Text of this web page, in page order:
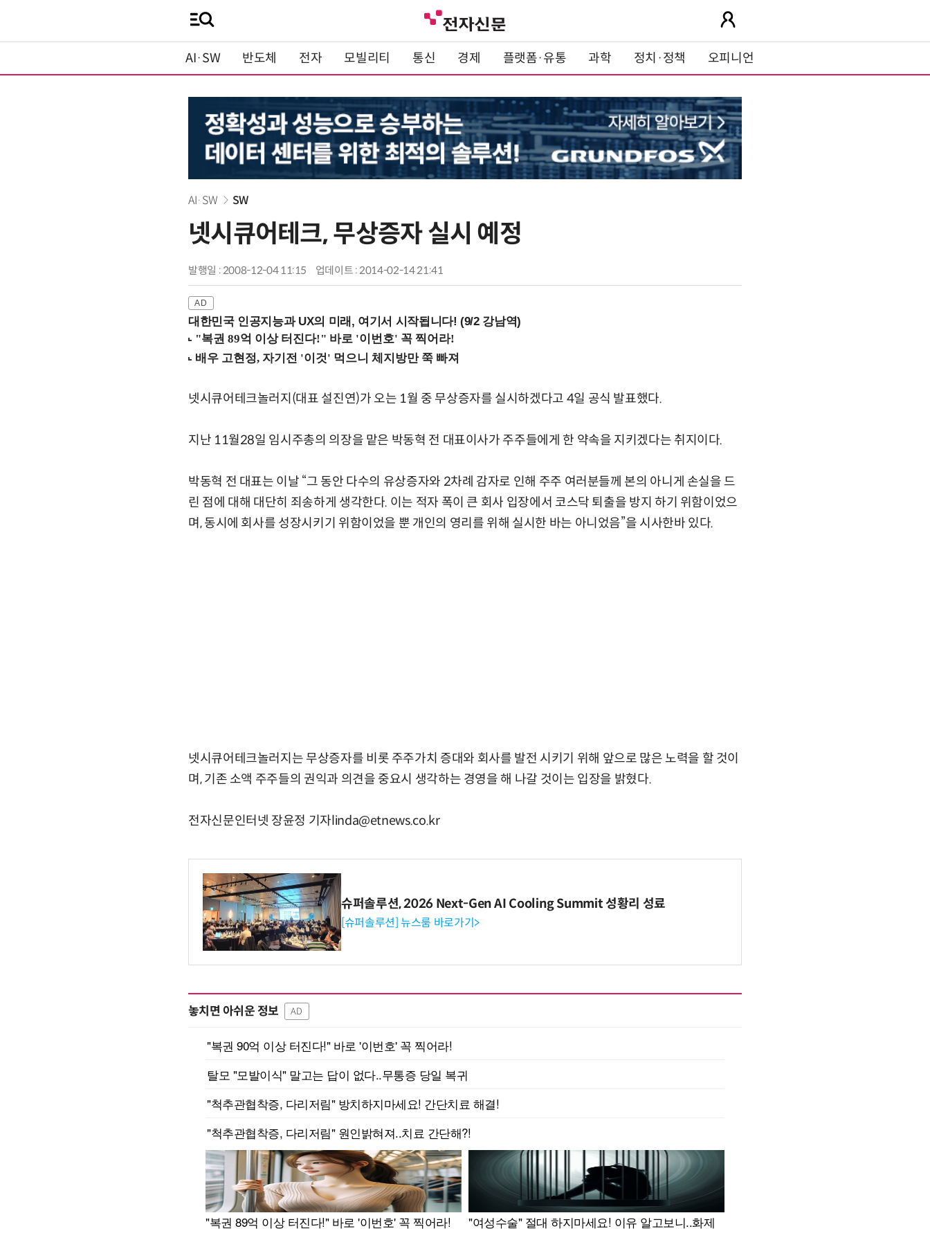
AI·SW 반도체 전자 모빌리티 통신 경제 플랫폼·유통 과학 정치·정책 오피니언
AI·SW SW
넷시큐어테크, 무상증자 실시 예정
발행일 : 2008-12-04 11:15 업데이트 : 2014-02-14 21:41
대한민국 인공지능과 UX의 미래, 여기서 시작됩니다! (9/2 강남역)
넷시큐어테크놀러지(대표 설진연)가 오는 1월 중 무상증자를 실시하겠다고 4일 공식 발표했다.
지난 11월28일 임시주총의 의장을 맡은 박동혁 전 대표이사가 주주들에게 한 약속을 지키겠다는 취지이다.
박동혁 전 대표는 이날 “그 동안 다수의 유상증자와 2차례 감자로 인해 주주 여러분들께 본의 아니게 손실을 드
린 점에 대해 대단히 죄송하게 생각한다. 이는 적자 폭이 큰 회사 입장에서 코스닥 퇴출을 방지 하기 위함이었으
며, 동시에 회사를 성장시키기 위함이었을 뿐 개인의 영리를 위해 실시한 바는 아니었음”을 시사한바 있다.
넷시큐어테크놀러지는 무상증자를 비롯 주주가치 증대와 회사를 발전 시키기 위해 앞으로 많은 노력을 할 것이
며, 기존 소액 주주들의 권익과 의견을 중요시 생각하는 경영을 해 나갈 것이는 입장을 밝혔다.
전자신문인터넷 장윤정 기자linda@etnews.co.kr
슈퍼솔루션, 2026 Next-Gen AI Cooling Summit 성황리 성료
[슈퍼솔루션] 뉴스룸 바로가기>
놓치면 아쉬운 정보 AD